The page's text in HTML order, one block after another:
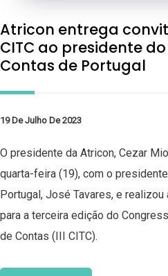
Atricon entrega
CITC ao presidente
Contas de Portugal
19 De Julho De 2023
O presidente da Atricon, Cezar
quarta-feira (19), com o
Portugal, José Tavares, e
para a terceira edição do
de Contas (III CITC).